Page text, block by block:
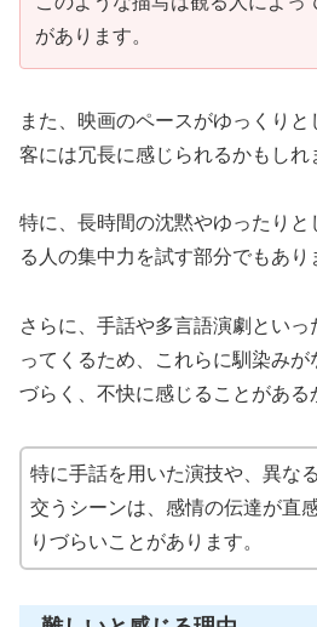
があります。
また、映画のペースがゆっくり
客には冗長に感じられるかもしれ
特に、長時間の沈黙やゆったり
る人の集中力を試す部分でもあり
さらに、手話や多言語演劇とい
ってくるため、これらに馴染み
づらく、不快に感じることがある
特に手話を用いた演技や、異な
交うシーンは、感情の伝達が直
りづらいことがあります。